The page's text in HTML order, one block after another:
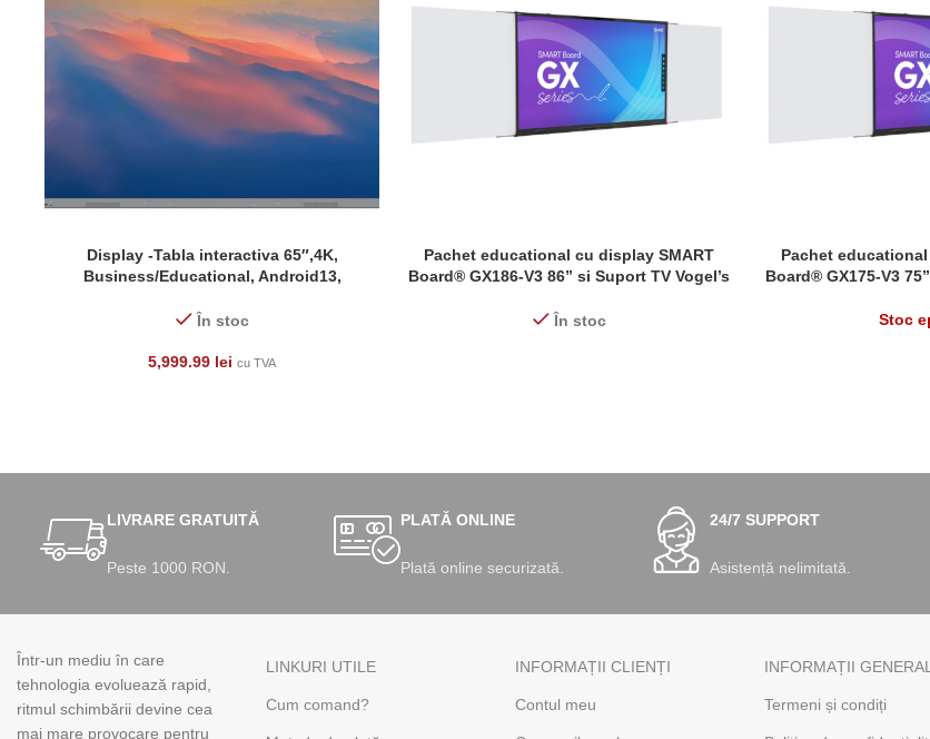
ADAUGĂ ÎN COȘ
Display -Tabla interactiva 65″,4K,
Business/Educational, Android13,
PNRAS/PNRR
În stoc
5,999.99 lei cu TVA
CITEȘTE MAI MULT
Pachet educational cu display SMART
Board® GX186-V3 86” si Suport TV Vogel’s
În stoc
CITEȘTE MAI MULT
Pachet
Board® GX175-V3
Stoc
LIVRARE GRATUITĂ
Peste 1000 RON.
PLATĂ ONLINE
Plată online securizată.
24/7 SUPPORT
Asistență nelimitată.
Într-un mediu în care
tehnologia evoluează rapid,
ritmul schimbării devine cea
mai mare provocare pentru
LINKURI UTILE
Cum comand?
INFORMAȚII CLIENȚI
Contul meu
INFORMAȚII
Termeni și condiți